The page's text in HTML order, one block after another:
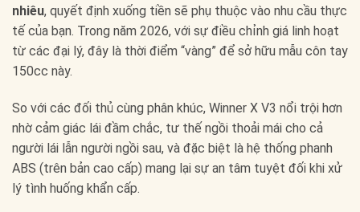
nhiêu, quyết định xuống tiền sẽ phụ thuộc vào nhu cầu thực
tế của bạn. Trong năm 2026, với sự điều chỉnh giá linh hoạt
từ các đại lý, đây là thời điểm “vàng” để sở hữu mẫu côn tay
150cc này.
So với các đối thủ cùng phân khúc, Winner X V3 nổi trội hơn
nhờ cảm giác lái đầm chắc, tư thế ngồi thoải mái cho cả
người lái lẫn người ngồi sau, và đặc biệt là hệ thống phanh
ABS (trên bản cao cấp) mang lại sự an tâm tuyệt đối khi xử
lý tình huống khẩn cấp.